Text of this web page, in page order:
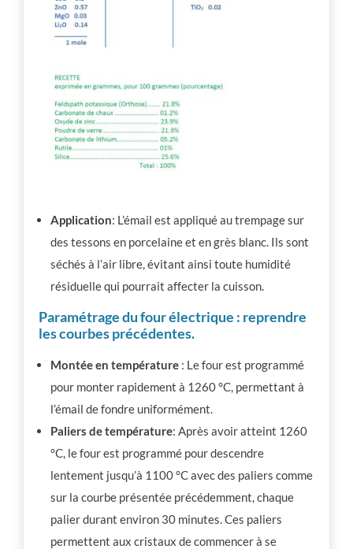
Application: L’émail est appliqué au trempage sur
des tessons en porcelaine et en grès blanc. Ils sont
séchés à l’air libre, évitant ainsi toute humidité
résiduelle qui pourrait affecter la cuisson.
Paramétrage du four électrique : reprendre
les courbes précédentes.
Montée en température : Le four est programmé
pour monter rapidement à 1260 °C, permettant à
l’émail de fondre uniformément.
Paliers de température: Après avoir atteint 1260
°C, le four est programmé pour descendre
lentement jusqu’à 1100 °C avec des paliers comme
sur la courbe présentée précédemment, chaque
palier durant environ 30 minutes. Ces paliers
permettent aux cristaux de commencer à se